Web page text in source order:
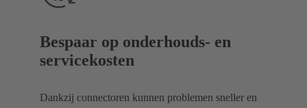
Bespaar op onderhouds- en
servicekosten
Dankzij connectoren kunnen problemen sneller en